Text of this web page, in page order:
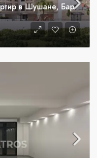
в Шушане, Бар